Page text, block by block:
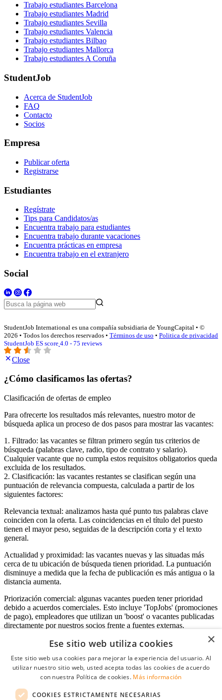
Trabajo estudiantes Barcelona
Trabajo estudiantes Madrid
Trabajo estudiantes Sevilla
Trabajo estudiantes Valencia
Trabajo estudiantes Bilbao
Trabajo estudiantes Mallorca
Trabajo estudiantes A Coruña
StudentJob
Acerca de StudentJob
FAQ
Contacto
Socios
Empresa
Publicar oferta
Registrarse
Estudiantes
Regístrate
Tips para Candidatos/as
Encuentra trabajo para estudiantes
Encuentra trabajo durante vacaciones
Encuentra prácticas en empresa
Encuentra trabajo en el extranjero
Social
StudentJob International es una compañía subsidiaria de YoungCapital • ©
2026 • Todos los derechos reservados • Términos de uso • Politica de privacidad
StudentJob ES score 4.0 - 75 reviews
Close
¿Cómo clasificamos las ofertas?
Clasificación de ofertas de empleo
Para ofrecerte los resultados más relevantes, nuestro motor de
búsqueda aplica un proceso de dos pasos para mostrar las vacantes:
1. Filtrado: las vacantes se filtran primero según tus criterios de
búsqueda (palabras clave, radio, tipo de contrato y salario).
Cualquier vacante que no cumpla estos requisitos obligatorios queda
excluida de los resultados.
2. Clasificación: las vacantes restantes se clasifican según una
puntuación de relevancia compuesta, calculada a partir de los
siguientes factores:
Relevancia textual: analizamos hasta qué punto tus palabras clave
coinciden con la oferta. Las coincidencias en el título del puesto
tienen el mayor peso, seguidas de la descripción corta y el texto
general.
Actualidad y proximidad: las vacantes nuevas y las situadas más
cerca de tu ubicación de búsqueda tienen prioridad. La puntuación
disminuye a medida que la fecha de publicación es más antigua o la
distancia aumenta.
Priorización comercial: algunas vacantes pueden tener prioridad
debido a acuerdos comerciales. Esto incluye 'TopJobs' (promociones
de pago), empleadores que utilizan un 'boost' o vacantes publicadas
directamente por nuestros socios frente a fuentes externas.
Acceso empresas
×
Ese sitio web utiliza cookies
Este sitio web usa cookies para mejorar la experiencia del usuario. Al
utilizar nuestro sitio web, usted acepta todas las cookies de acuerdo
con nuestra Política de cookies. Más información
COOKIES ESTRICTAMENTE NECESARIAS